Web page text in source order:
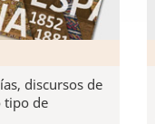
discursos de
tipo de